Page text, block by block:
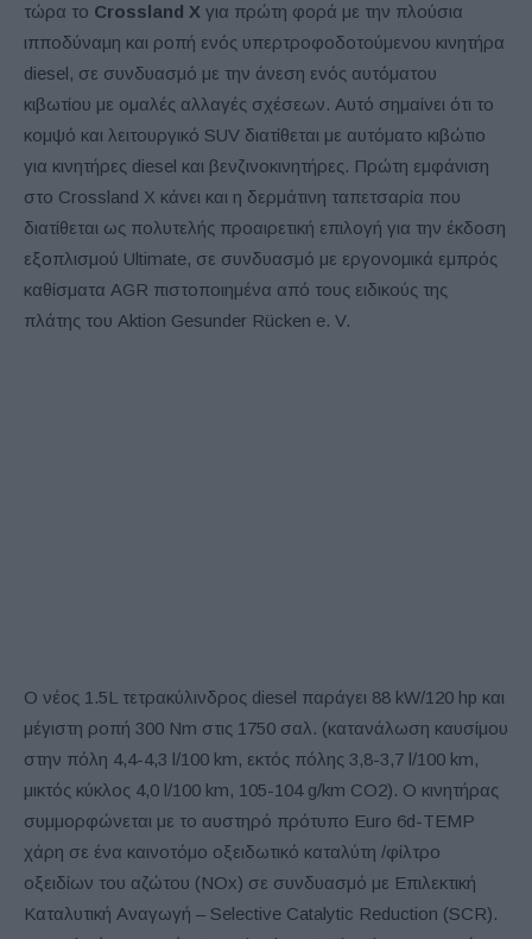
τώρα το Crossland X για πρώτη φορά με την πλούσια
ιπποδύναμη και ροπή ενός υπερτροφοδοτούμενου κινητήρα
diesel, σε συνδυασμό με την άνεση ενός αυτόματου
κιβωτίου με ομαλές αλλαγές σχέσεων. Αυτό σημαίνει ότι το
κομψό και λειτουργικό SUV διατίθεται με αυτόματο κιβώτιο
για κινητήρες diesel και βενζινοκινητήρες. Πρώτη εμφάνιση
στο Crossland X κάνει και η δερμάτινη ταπετσαρία που
διατίθεται ως πολυτελής προαιρετική επιλογή για την έκδοση
εξοπλισμού Ultimate, σε συνδυασμό με εργονομικά εμπρός
καθίσματα AGR πιστοποιημένα από τους ειδικούς της
πλάτης του Aktion Gesunder Rücken e. V.
Ο νέος 1.5L τετρακύλινδρος diesel παράγει 88 kW/120 hp και
μέγιστη ροπή 300 Nm στις 1750 σαλ. (κατανάλωση καυσίμου
στην πόλη 4,4-4,3 l/100 km, εκτός πόλης 3,8-3,7 l/100 km,
μικτός κύκλος 4,0 l/100 km, 105-104 g/km CO2). Ο κινητήρας
συμμορφώνεται με το αυστηρό πρότυπο Euro 6d-TEMP
χάρη σε ένα καινοτόμο οξειδωτικό καταλύτη /φίλτρο
οξειδίων του αζώτου (NOx) σε συνδυασμό με Επιλεκτική
Καταλυτική Αναγωγή – Selective Catalytic Reduction (SCR).